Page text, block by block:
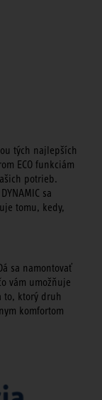
tých najlepších
ECO funkciám
potrieb.
sa
tomu, kedy,
sa namontovať
vám umožňuje
to, ktorý druh
komfortom